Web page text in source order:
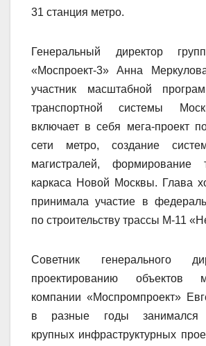
31 станция метро.
Генеральный директор
«Моспроект-3» Анна
участник масштабной
транспортной системы
включает в себя мега-проект
сети метро, создание
магистралей, формирование
каркаса Новой Москвы. Глава
принимала участие в
по строительству трассы М-11
Советник генерального
проектированию объектов
компании «Моспромпроект»
в разные годы занимался
крупных инфраструктурных